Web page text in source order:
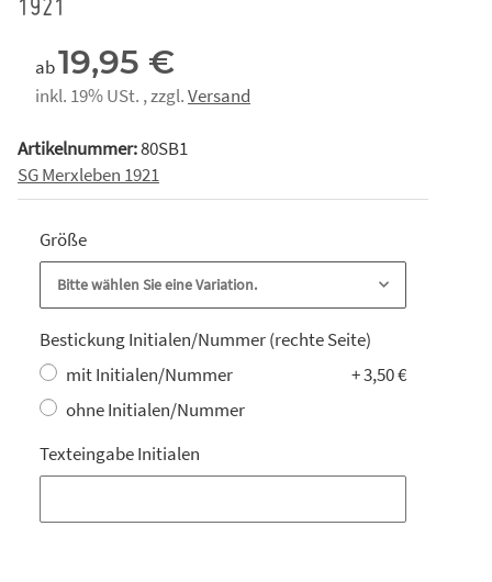
1921
ab19,95 €
inkl. 19% USt. , zzgl.Versand
Artikelnummer:80SB1
SG Merxleben 1921
Größe
Bitte wählen Sie eine Variation.
Bestickung Initialen/Nummer (rechte Seite)
mit Initialen/Nummer
+ 3,50 €
ohne Initialen/Nummer
Texteingabe Initialen